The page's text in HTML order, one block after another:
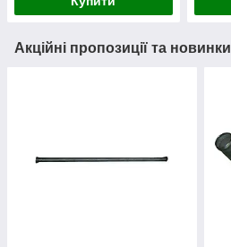
Акційні пропозиції та новинки